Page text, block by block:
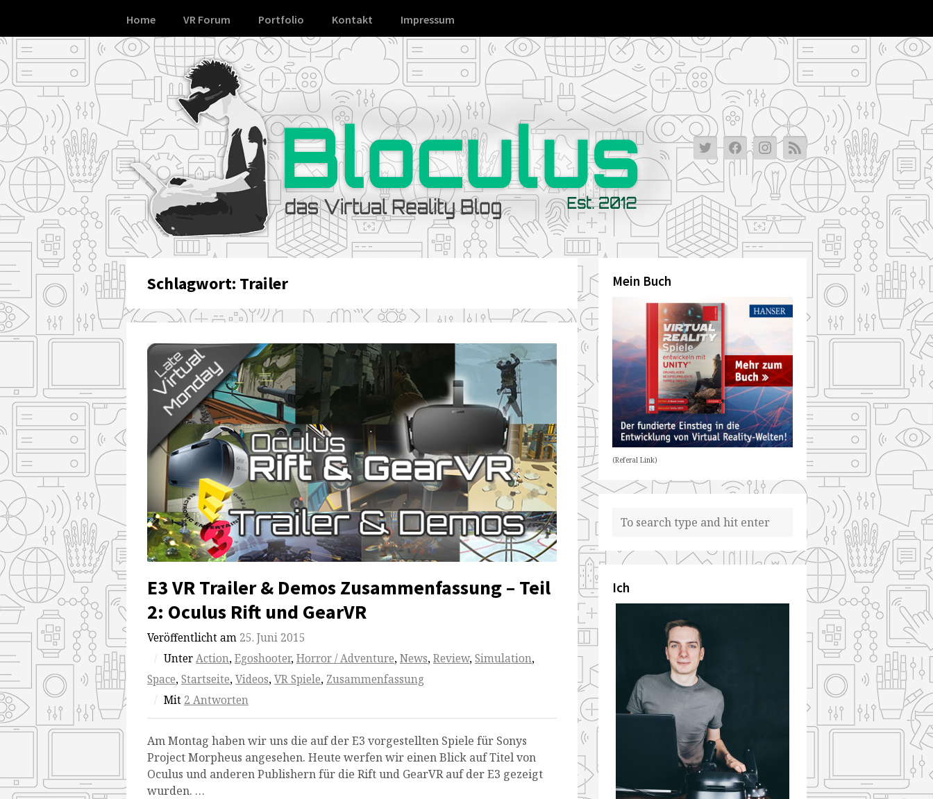
content
Home VR Forum Portfolio Kontakt Impressum
Schlagwort: Trailer
E3 VR Trailer & Demos Zusammenfassung – Teil
2: Oculus Rift und GearVR
Veröffentlicht am 25. Juni 2015
/ UnterAction,Egoshooter,Horror / Adventure,News,Review,Simulation,
Space,Startseite,Videos,VR Spiele, Zusammenfassung
/ Mit 2 Antworten
Am Montag haben wir uns die auf der E3 vorgestellten Spiele für Sonys
Project Morpheus angesehen. Heute werfen wir einen Blick auf Titel von
Oculus und anderen Publishern für die Rift und GearVR auf der E3 gezeigt
wurden. …
Mein Buch
(Referal Link)
Ich